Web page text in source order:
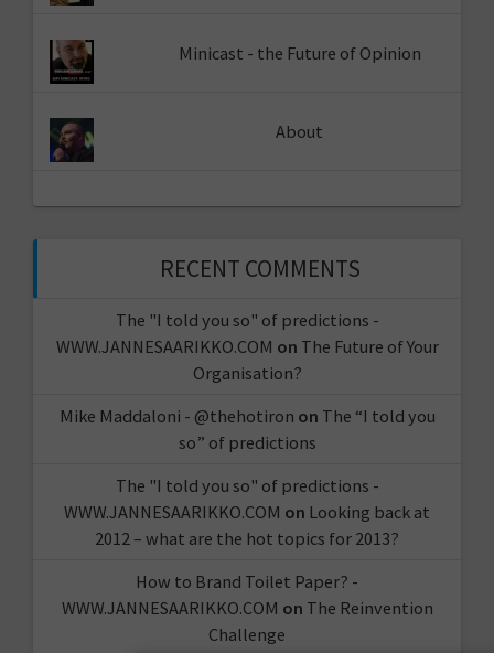
Minicast - the Future of Opinion
About
RECENT COMMENTS
The "I told you so" of predictions -
WWW.JANNESAARIKKO.COM on The Future of Your
Organisation?
Mike Maddaloni - @thehotiron on The “I told you
so” of predictions
The "I told you so" of predictions -
WWW.JANNESAARIKKO.COM on Looking back at
2012 – what are the hot topics for 2013?
How to Brand Toilet Paper? -
WWW.JANNESAARIKKO.COM on The Reinvention
Challenge